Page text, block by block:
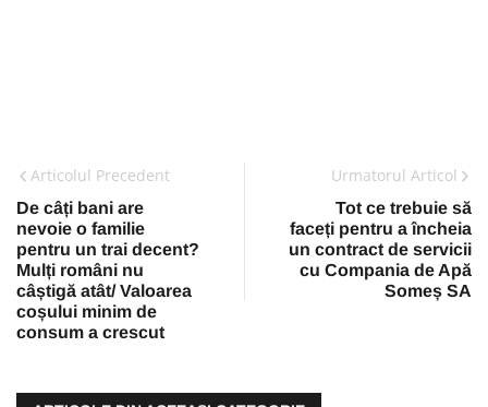
Articolul Precedent
De câți bani are
nevoie o familie
pentru un trai decent?
Mulți români nu
câștigă atât/ Valoarea
coșului minim de
consum a crescut
Urmatorul Articol
Tot ce trebuie să
faceți pentru a încheia
un contract de servicii
cu Compania de Apă
Someș SA